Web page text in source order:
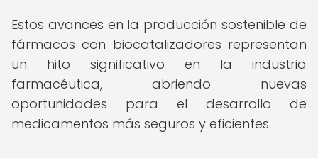
Estos avances en la producción sostenible de
fármacos con biocatalizadores representan
un hito significativo en la industria
farmacéutica, abriendo nuevas
oportunidades para el desarrollo de
medicamentos más seguros y eficientes.